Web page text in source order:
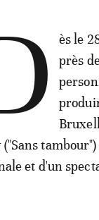
ès le
près
et d'un